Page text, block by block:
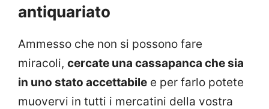
antiquariato
Ammesso che non si possono fare
miracoli, cercate una cassapanca che sia
in uno stato accettabile e per farlo potete
muovervi in tutti i mercatini della vostra